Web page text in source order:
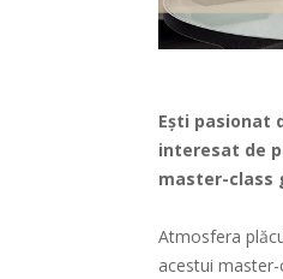
Ești pasionat
interesat de
master-class
Atmosfera
acestui